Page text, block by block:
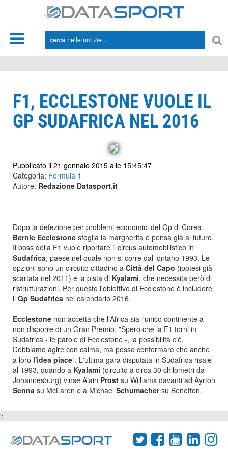
F1, ECCLESTONE VUOLE IL
GP SUDAFRICA NEL 2016
Pubblicato il 21 gennaio 2015 alle 15:45:47
Categoria: Formula 1
Autore: Redazione Datasport.it
Dopo la defezione per problemi economici del Gp di Corea,
Bernie Ecclestone sfoglia la margherita e pensa già al futuro.
Il boss della F1 vuole riportare il circus automobilistico in
Sudafrica, paese nel quale non si corre dal lontano 1993. Le
opzioni sono un circuito cittadino a Città del Capo (ipotesi già
scartata nel 2011) e la pista di Kyalami, che necessita però di
ristrutturazioni. Per questo l'obiettivo di Ecclestone è includere
il Gp Sudafrica nel calendario 2016.
Ecclestone non accetta che l'Africa sia l'unico continente a
non disporre di un Gran Premio. "Spero che la F1 torni in
Sudafrica - le parole di Ecclestone -, la possibilità c'è.
Dobbiamo agire con calma, ma posso confermare che anche
a loro l'idea piace". L'ultima gara disputata in Sudafrica risale
al 1993, quando a Kyalami (circuito a circa 30 chilometri da
Johannesburg) vinse Alain Prost su Williams davanti ad Ayrton
Senna su McLaren e a Michael Schumachersu Benetton.
';